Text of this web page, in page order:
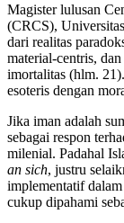
Magister lulusan
(CRCS),
dari realitas
material-centris,
imortalitas (hlm.
esoteris dengan
Jika iman adalah
sebagai respon
milenial. Padahal
an sich, justru
implementatif
cukup dipahami